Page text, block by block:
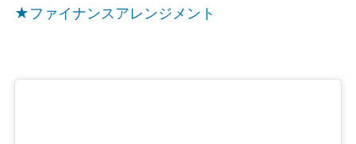
★ファイナンスアレンジメント